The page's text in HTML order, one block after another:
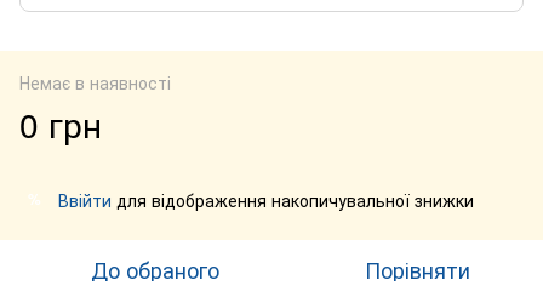
Немає в наявності
0 грн
% Ввійти для відображення накопичувальної знижки
До обраного Порівняти